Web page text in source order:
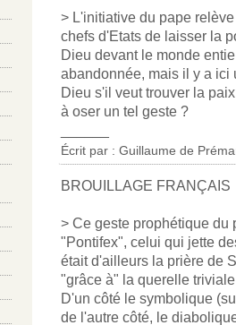
> L'initiative du pape
chefs d'Etats de laisser la
Dieu devant le monde
abandonnée, mais il y a ici
Dieu s'il veut trouver la
à oser un tel geste ?
Écrit par : Guillaume de
BROUILLAGE FRANÇAIS
> Ce geste prophétique du
"Pontifex", celui qui jette
était d'ailleurs la prière de
"grâce à" la querelle
D'un côté le symbolique
de l'autre côté, le